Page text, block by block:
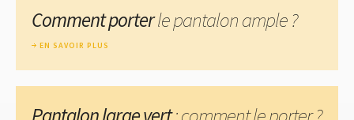
Comment porterle pantalon ample ?
EN SAVOIR PLUS